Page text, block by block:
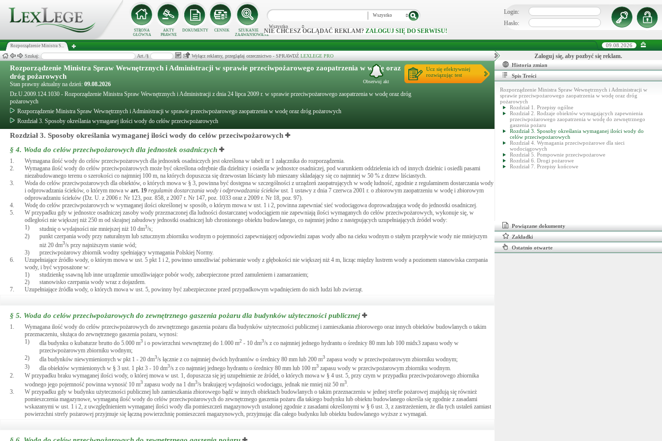
STRONA
GŁÓWNA
AKTY
PRAWNE
DOKUMENTY CENNIK
SZUKANIE
ZAAWANSOWANE
Wszystko
Wszystko
NIE CHCESZ OGLĄDAĆ REKLAM? ZALOGUJ SIĘ DO SERWISU!
Login:
Hasło:
Rozporządzenie Ministra S... 09.08.2026
Szukaj: Art./§ Wyłącz reklamy, przeglądaj orzecznictwo - SPRAWDŹ LEXLEGE PRO
Rozporządzenie Ministra Spraw Wewnętrznych i Administracji w sprawie przeciwpożarowego zaopatrzenia w wodę oraz
dróg pożarowych
Stan prawny aktualny na dzień: 09.08.2026
Dz.U.2009.124.1030 - Rozporządzenie Ministra Spraw Wewnętrznych i Administracji z dnia 24 lipca 2009 r. w sprawie przeciwpożarowego zaopatrzenia w wodę oraz dróg
pożarowych
Rozporządzenie Ministra Spraw Wewnętrznych i Administracji w sprawie przeciwpożarowego zaopatrzenia w wodę oraz dróg pożarowych
Rozdział 3. Sposoby określania wymaganej ilości wody do celów przeciwpożarowych
Ucz się efektywniej
rozwiązując test
Obserwuj akt
Rozdział 3. Sposoby określania wymaganej ilości wody do celów przeciwpożarowych
§ 4. Woda do celów przeciwpożarowych dla jednostek osadniczych
1.
Wymagana ilość wody do celów przeciwpożarowych dla jednostek osadniczych jest określona w tabeli nr 1 załącznika do rozporządzenia.
2.
Wymagana ilość wody do celów przeciwpożarowych może być określona odrębnie dla dzielnicy i osiedla w jednostce osadniczej, pod warunkiem oddzielenia ich od innych dzielnic i osiedli pasami
niezabudowanego terenu o szerokości co najmniej 100 m, na których dopuszcza się drzewostan liściasty lub mieszany składający się co najmniej w 50 % z drzew liściastych.
3.
Woda do celów przeciwpożarowych dla obiektów, o których mowa w § 3, powinna być dostępna w szczególności z urządzeń zaopatrujących w wodę ludność, zgodnie z regulaminem dostarczania wody
i odprowadzania ścieków, o którym mowa w art. 19 regulamin dostarczania wody i odprowadzania ścieków ust. 1 ustawy z dnia 7 czerwca 2001 r. o zbiorowym zaopatrzeniu w wodę i zbiorowym
odprowadzaniu ścieków (Dz. U. z 2006 r. Nr 123, poz. 858, z 2007 r. Nr 147, poz. 1033 oraz z 2009 r. Nr 18, poz. 97).
4.
Wodę do celów przeciwpożarowych w wymaganej ilości określonej w sposób, o którym mowa w ust. 1 i 2, powinna zapewniać sieć wodociągowa doprowadzająca wodę do jednostki osadniczej.
5.
W przypadku gdy w jednostce osadniczej zasoby wody przeznaczonej dla ludności dostarczanej wodociągiem nie zapewniają ilości wymaganych do celów przeciwpożarowych, wykonuje się, w
odległości nie większej niż 250 m od skrajnej zabudowy jednostki osadniczej lub chronionego obiektu budowlanego, co najmniej jedno z następujących uzupełniających źródeł wody:
1)
studnię o wydajności nie mniejszej niż 10 dm3/s;
2)
punkt czerpania wody przy naturalnym lub sztucznym zbiorniku wodnym o pojemności zapewniającej odpowiedni zapas wody albo na cieku wodnym o stałym przepływie wody nie mniejszym
niż 20 dm3/s przy najniższym stanie wód;
3)
przeciwpożarowy zbiornik wodny spełniający wymagania Polskiej Normy.
6.
Uzupełniające źródło wody, o którym mowa w ust. 5 pkt 1 i 2, powinno umożliwiać pobieranie wody z głębokości nie większej niż 4 m, licząc między lustrem wody a poziomem stanowiska czerpania
wody, i być wyposażone w:
1)
studzienkę ssawną lub inne urządzenie umożliwiające pobór wody, zabezpieczone przed zamuleniem i zamarzaniem;
2)
stanowisko czerpania wody wraz z dojazdem.
7.
Uzupełniające źródła wody, o których mowa w ust. 5, powinny być zabezpieczone przed przypadkowym wpadnięciem do nich ludzi lub zwierząt.
§ 5. Woda do celów przeciwpożarowych do zewnętrznego gaszenia pożaru dla budynków użyteczności publicznej
1.
Wymagana ilość wody do celów przeciwpożarowych do zewnętrznego gaszenia pożaru dla budynków użyteczności publicznej i zamieszkania zbiorowego oraz innych obiektów budowlanych o takim
przeznaczeniu, służąca do zewnętrznego gaszenia pożaru, wynosi:
1)
dla budynku o kubaturze brutto do 5.000 m3 i o powierzchni wewnętrznej do 1.000 m2 - 10 dm3/s z co najmniej jednego hydrantu o średnicy 80 mm lub 100 midx3 zapasu wody w
przeciwpożarowym zbiorniku wodnym;
2)
dla budynków niewymienionych w pkt 1 - 20 dm3/s łącznie z co najmniej dwóch hydrantów o średnicy 80 mm lub 200 m3 zapasu wody w przeciwpożarowym zbiorniku wodnym;
3)
dla obiektów wymienionych w § 3 ust. 1 pkt 3 - 10 dm3/s z co najmniej jednego hydrantu o średnicy 80 mm lub 100 m3 zapasu wody w przeciwpożarowym zbiorniku wodnym.
2.
W przypadku braku wymaganej ilości wody, o której mowa w ust. 1, dopuszcza się jej uzupełnienie ze źródeł, o których mowa w § 4 ust. 5, przy czym w przypadku przeciwpożarowego zbiornika
wodnego jego pojemność powinna wynosić 10 m3 zapasu wody na 1 dm3/s brakującej wydajności wodociągu, jednak nie mniej niż 50 m3.
3.
W przypadku gdy w budynku użyteczności publicznej lub zamieszkania zbiorowego bądź w innych obiektach budowlanych o takim przeznaczeniu w jednej strefie pożarowej znajdują się również
pomieszczenia magazynowe, wymaganą ilość wody do celów przeciwpożarowych do zewnętrznego gaszenia pożaru dla takiego budynku lub obiektu budowlanego określa się zgodnie z zasadami
wskazanymi w ust. 1 i 2, z uwzględnieniem wymaganej ilości wody dla pomieszczeń magazynowych ustalonej zgodnie z zasadami określonymi w § 6 ust. 3, z zastrzeżeniem, że dla tych ustaleń zamiast
powierzchni strefy pożarowej przyjmuje się łączną powierzchnię pomieszczeń magazynowych, przyjmując dla całego budynku lub obiektu budowlanego wyższe z wymagań.
Zaloguj się, aby pozbyć się reklam.
Historia zmian
Spis Treści
Rozporządzenie Ministra Spraw Wewnętrznych i Administracji w
sprawie przeciwpożarowego zaopatrzenia w wodę oraz dróg
pożarowych
Rozdział 1. Przepisy ogólne
Rozdział 2. Rodzaje obiektów wymagających zapewnienia
przeciwpożarowego zaopatrzenia w wodę do zewnętrznego
gaszenia pożaru
Rozdział 3. Sposoby określania wymaganej ilości wody do
celów przeciwpożarowych
Rozdział 4. Wymagania przeciwpożarowe dla sieci
wodociągowych
Rozdział 5. Pompownie przeciwpożarowe
Rozdział 6. Drogi pożarowe
Rozdział 7. Przepisy końcowe
Powiązane dokumenty
Zakładki
Ostatnio otwarte